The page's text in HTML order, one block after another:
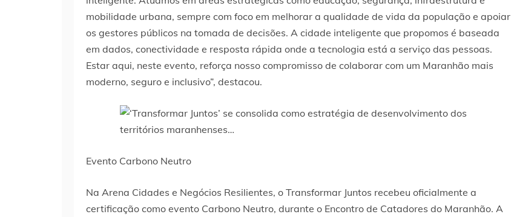
mobilidade urbana, sempre com foco em melhorar a qualidade de vida da população e apoiar
os gestores públicos na tomada de decisões. A cidade inteligente que propomos é baseada
em dados, conectividade e resposta rápida onde a tecnologia está a serviço das pessoas.
Estar aqui, neste evento, reforça nosso compromisso de colaborar com um Maranhão mais
moderno, seguro e inclusivo”, destacou.
Evento Carbono Neutro
Na Arena Cidades e Negócios Resilientes, o Transformar Juntos recebeu oficialmente a
certificação como evento Carbono Neutro, durante o Encontro de Catadores do Maranhão. A